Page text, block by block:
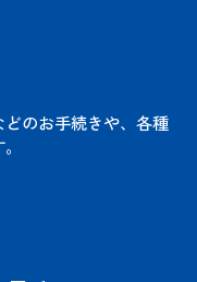
のお手続きや、各種